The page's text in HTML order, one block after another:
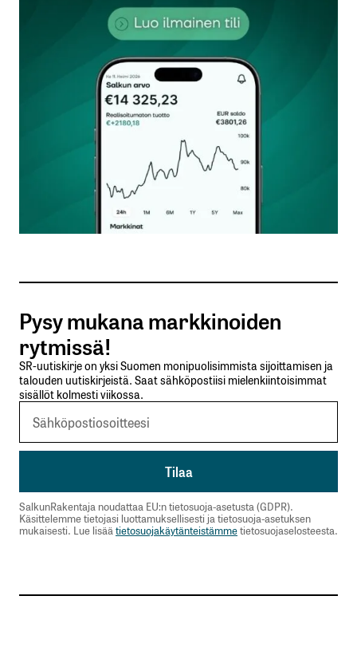
Sähköpostiosoitettasi ei julkaista.Pakolliset
kentät on merkitty*
Kommentti*
Nimesi tai nimimerkkisi
Sähköpostiosoitteesi
Tilaa SalkunRakentajan uutiskirje
Lähetä kommentti
Pysy mukana markkinoiden
rytmissä!
SR-uutiskirje on yksi Suomen monipuolisimmista sijoittamisen ja
talouden uutiskirjeistä. Saat sähköpostiisi mielenkiintoisimmat
sisällöt kolmesti viikossa.
SalkunRakentaja noudattaa EU:n tietosuoja-asetusta (GDPR).
Käsittelemme tietojasi luottamuksellisesti ja tietosuoja-asetuksen
mukaisesti. Lue lisää tietosuojakäytänteistämmetietosuojaselosteesta.